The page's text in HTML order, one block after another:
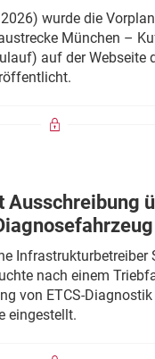
wurde die
München –
auf der Webseite
Ausschreibung
Infrastrukturbetreiber
nach einem
von ETCS-
eingestellt.